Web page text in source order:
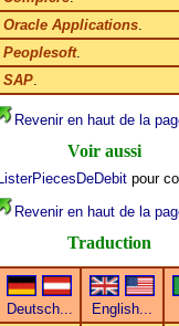
Oracle Applications
Peoplesoft.
SAP
Revenir en haut de la
Voir aussi
pour
Revenir en haut de la
Traduction